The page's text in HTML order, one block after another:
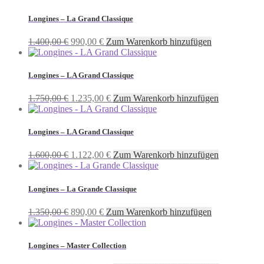
1.850,00 €1.299,00 €.
Longines – La Grand Classique
1.400,00€ Ursprünglicher
Preis
1.400,00 €
990,00 €Aktueller
Preis
990,00 €.
Zum Warenkorb hinzufügen
Longines – LA Grand Classique
1.750,00€ Ursprünglicher
Preis
1.750,00 €
1.235,00 €Aktueller
Preis
1.235,00 €.
Zum Warenkorb hinzufügen
Longines – LA Grand Classique
1.600,00€ Ursprünglicher
Preis
1.600,00 €
1.122,00 €Aktueller
Preis
1.122,00 €.
Zum Warenkorb hinzufügen
Longines – La Grande Classique
1.350,00€ Ursprünglicher
Preis
1.350,00 €
890,00 €Aktueller
Preis
890,00 €.
Zum Warenkorb hinzufügen
Longines – Master Collection